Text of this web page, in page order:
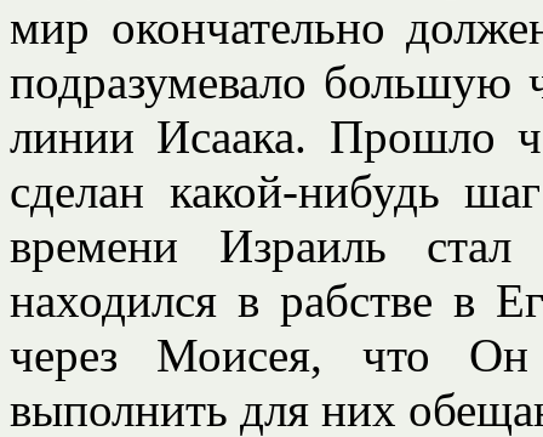
мир окончательно
подразумевало большую
линии Исаака. Прошло
сделан какой-нибудь
времени Израиль
находился в рабстве в
через Моисея, что
выполнить для них